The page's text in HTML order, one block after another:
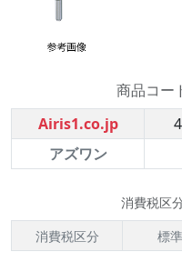
商品コー
Airis1.co.jp
アズワン
消費税区
消費税区分
標